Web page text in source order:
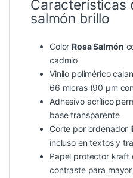
Características
salmón brillo
ColorRosa Salmón
cadmio
Vinilo polimérico
66 micras (90 µm
Adhesivo acrílico
base transparente
Corte por ordenador
incluso en textos y
Papel protector kraft
contraste para